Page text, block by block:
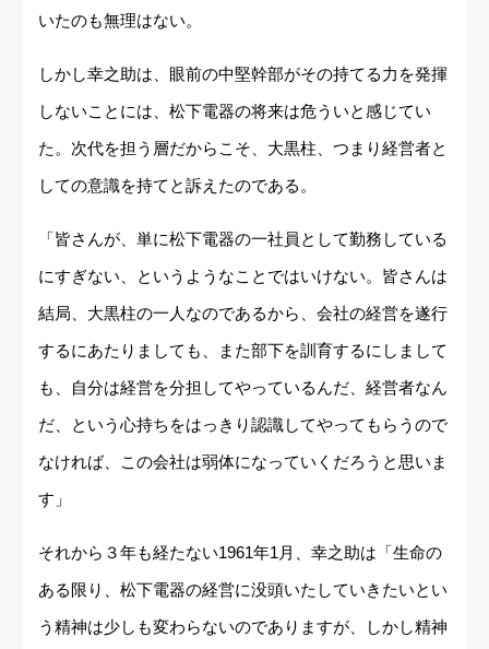
いたのも無理はない。
しかし幸之助は、眼前の中堅幹部がその持てる力を発揮
しないことには、松下電器の将来は危ういと感じてい
た。次代を担う層だからこそ、大黒柱、つまり経営者と
しての意識を持てと訴えたのである。
「皆さんが、単に松下電器の一社員として勤務している
にすぎない、というようなことではいけない。皆さんは
結局、大黒柱の一人なのであるから、会社の経営を遂行
するにあたりましても、また部下を訓育するにしまして
も、自分は経営を分担してやっているんだ、経営者なん
だ、という心持ちをはっきり認識してやってもらうので
なければ、この会社は弱体になっていくだろうと思いま
す」
それから３年も経たない1961年1月、幸之助は「生命の
ある限り、松下電器の経営に没頭いたしていきたいとい
う精神は少しも変わらないのでありますが、しかし精神